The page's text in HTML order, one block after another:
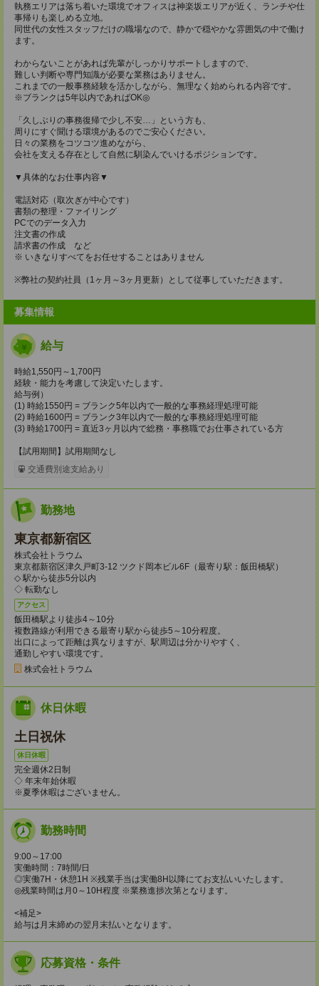
執務エリアは落ち着いた環境でオフィスは神楽坂エリアが近く、ランチや仕
事帰りも楽しめる立地。
同世代の女性スタッフだけの職場なので、静かで穏やかな雰囲気の中で働け
ます。
わからないことがあれば先輩がしっかりサポートしますので、
難しい判断や専門知識が必要な業務はありません。
これまでの一般事務経験を活かしながら、無理なく始められる内容です。
※ブランクは5年以内であればOK◎
「久しぶりの事務復帰で少し不安…」という方も、
周りにすぐ聞ける環境があるのでご安心ください。
日々の業務をコツコツ進めながら、
会社を支える存在として自然に馴染んでいけるポジションです。
▼具体的なお仕事内容▼
電話対応（取次ぎが中心です）
書類の整理・ファイリング
PCでのデータ入力
注文書の作成
請求書の作成 など
※ いきなりすべてをお任せすることはありません
※弊社の契約社員（1ヶ月～3ヶ月更新）として従事していただきます。
募集情報
給与
時給1,550円～1,700円
経験・能力を考慮して決定いたします。
給与例）
(1) 時給1550円 = ブランク5年以内で一般的な事務経理処理可能
(2) 時給1600円 = ブランク3年以内で一般的な事務経理処理可能
(3) 時給1700円 = 直近3ヶ月以内で総務・事務職でお仕事されている方
【試用期間】試用期間なし
交通費別途支給あり
勤務地
東京都新宿区
株式会社トラウム
東京都新宿区津久戸町3-12 ツクド岡本ビル6F（最寄り駅：飯田橋駅）
◇ 駅から徒歩5分以内
◇ 転勤なし
アクセス
飯田橋駅より徒歩4～10分
複数路線が利用できる最寄り駅から徒歩5～10分程度。
出口によって距離は異なりますが、駅周辺は分かりやすく、
通勤しやすい環境です。
株式会社トラウム
休日休暇
土日祝休
休日休暇
完全週休2日制
◇ 年末年始休暇
※夏季休暇はございません。
勤務時間
9:00～17:00
実働時間：7時間/日
◎実働7H・休憩1H ※残業手当は実働8H以降にてお支払いいたします。
◎残業時間は月0～10H程度 ※業務進捗次第となります。
<補足>
給与は月末締めの翌月末払いとなります。
応募資格・条件